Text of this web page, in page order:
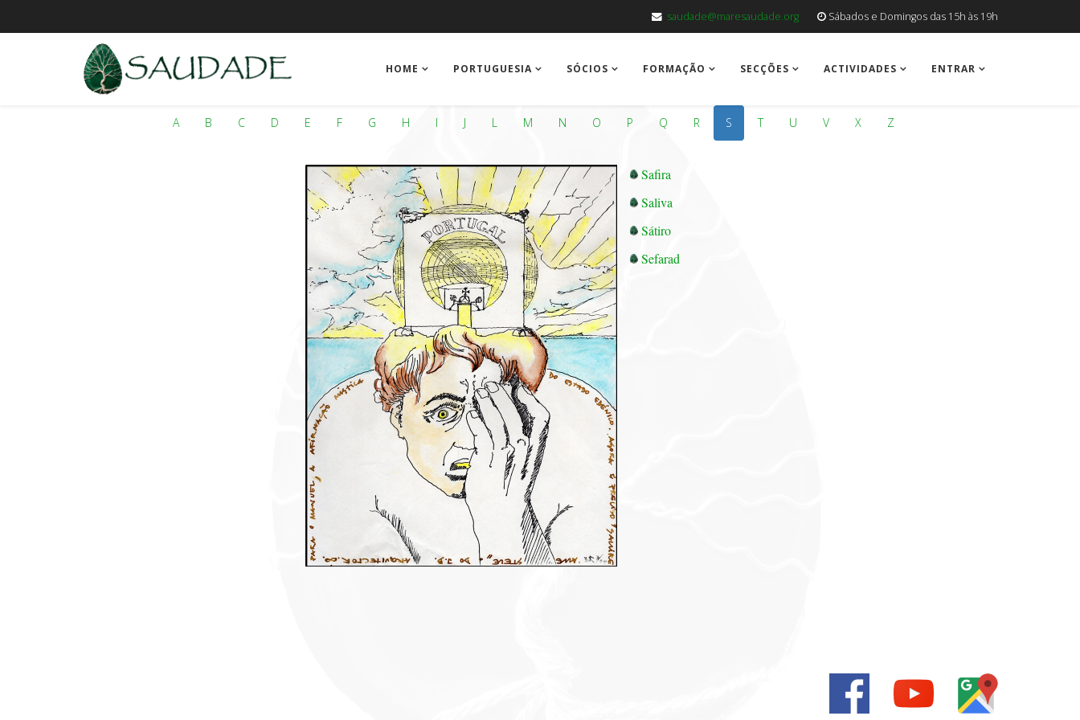
saudade@maresaudade.org Sábados e Domingos das 15h às 19h
HOME PORTUGUESIA SÓCIOS FORMAÇÃO SECÇÕES ACTIVIDADES ENTRAR
A B C D E F G H I J L M N O P Q R S T U V X Z
Safira
Saliva
Sátiro
Sefarad